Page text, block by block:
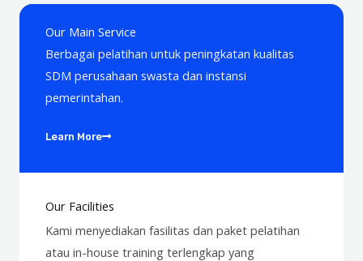
Our Main Service
Berbagai pelatihan untuk peningkatan kualitas
SDM perusahaan swasta dan instansi
pemerintahan.
Learn More
Our Facilities
Kami menyediakan fasilitas dan paket pelatihan
atau in-house training terlengkap yang